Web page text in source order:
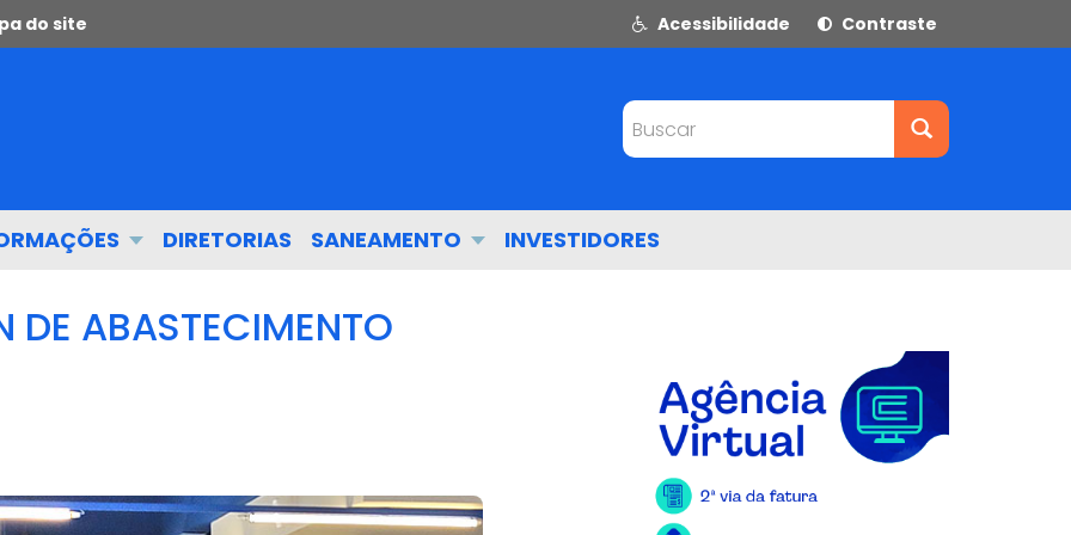
do site Acessibilidade Contraste
Buscar
DIRETORIAS SANEAMENTO INVESTIDORES
ABASTECIMENTO